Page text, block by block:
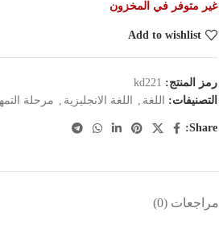
غير متوفر في المخزون
Add to wishlist
رمز المنتج: kd221
التصنيفات:
اللغة , اللغة الانجليزية , مرحلة
Share:
مراجعات (0)